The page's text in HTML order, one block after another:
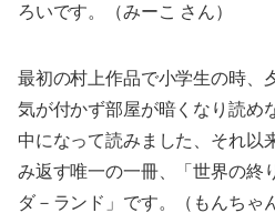
ろいです。（みーこ さん）
最初の村上作品で小学生の時、
気が付かず部屋が暗くなり読め
中になって読みました、それ以
み返す唯一の一冊、「世界の終
ダ－ランド」です。（もんちゃ